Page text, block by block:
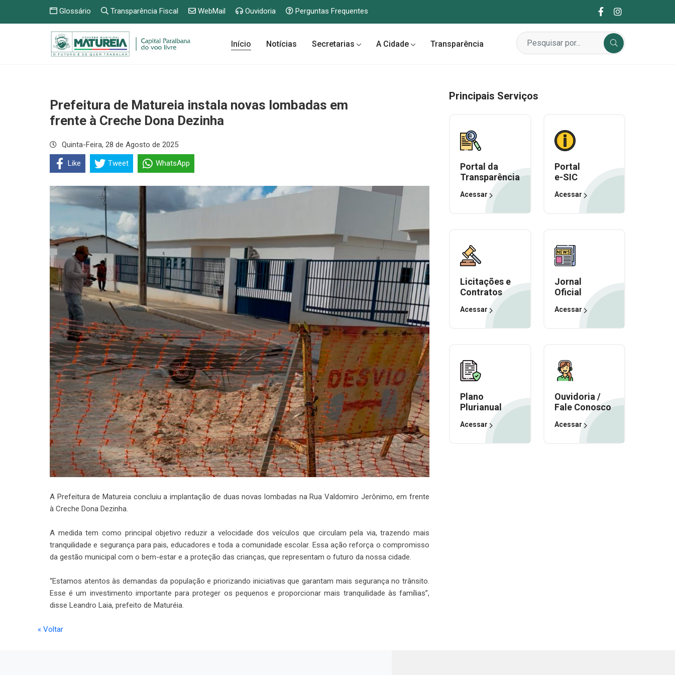
Glossário Transparência Fiscal WebMail Ouvidoria Perguntas Frequentes
Início Notícias Secretarias A Cidade Transparência
Prefeitura de Matureia instala novas lombadas em
frente à Creche Dona Dezinha
Quinta-Feira, 28 de Agosto de 2025
Like Tweet WhatsApp
A Prefeitura de Matureia concluiu a implantação de duas novas lombadas na Rua Valdomiro Jerônimo, em frente
à Creche Dona Dezinha.
A medida tem como principal objetivo reduzir a velocidade dos veículos que circulam pela via, trazendo mais
tranquilidade e segurança para pais, educadores e toda a comunidade escolar. Essa ação reforça o compromisso
da gestão municipal com o bem-estar e a proteção das crianças, que representam o futuro da nossa cidade.
“Estamos atentos às demandas da população e priorizando iniciativas que garantam mais segurança no trânsito.
Esse é um investimento importante para proteger os pequenos e proporcionar mais tranquilidade às famílias”,
disse Leandro Laia, prefeito de Maturéia.
« Voltar
Principais Serviços
Portal da
Transparência
Acessar
Portal
e-SIC
Acessar
Licitações e
Contratos
Acessar
Jornal
Oficial
Acessar
Plano
Plurianual
Acessar
Ouvidoria /
Fale Conosco
Acessar